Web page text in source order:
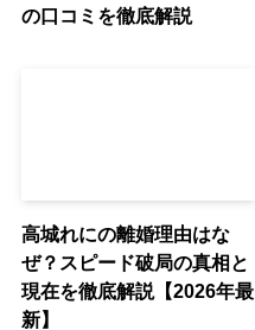
の口コミを徹底解説
高城れにの離婚理由はな
ぜ？スピード破局の真相と
現在を徹底解説【2026年最
新】